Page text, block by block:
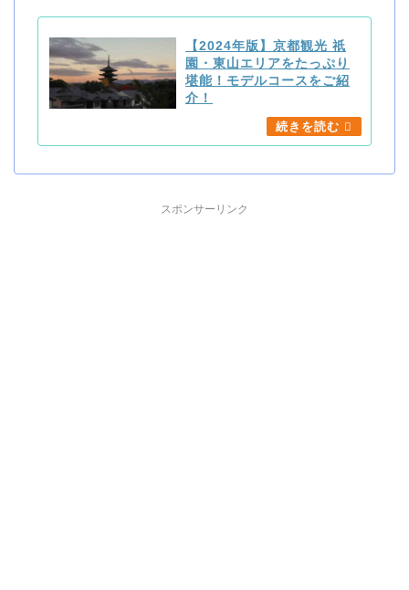
【2024年版】京都観光 祇
園・東山エリアをたっぷり
堪能！モデルコースをご紹
介！
スポンサーリンク